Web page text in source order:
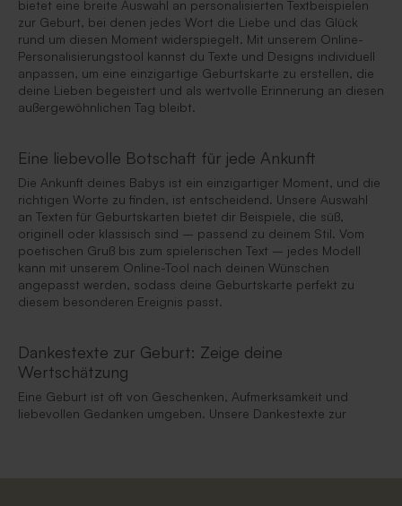
bietet eine breite Auswahl an personalisierten Textbeispielen
zur Geburt, bei denen jedes Wort die Liebe und das Glück
rund um diesen Moment widerspiegelt. Mit unserem Online-
Personalisierungstool kannst du Texte und Designs individuell
anpassen, um eine einzigartige Geburtskarte zu erstellen, die
deine Lieben begeistert und als wertvolle Erinnerung an diesen
außergewöhnlichen Tag bleibt.
Eine liebevolle Botschaft für jede Ankunft
Die Ankunft deines Babys ist ein einzigartiger Moment, und die
richtigen Worte zu finden, ist entscheidend. Unsere Auswahl
an Texten für Geburtskarten bietet dir Beispiele, die süß,
originell oder klassisch sind – passend zu deinem Stil. Vom
poetischen Gruß bis zum spielerischen Text – jedes Modell
kann mit unserem Online-Tool nach deinen Wünschen
angepasst werden, sodass deine Geburtskarte perfekt zu
diesem besonderen Ereignis passt.
Dankestexte zur Geburt: Zeige deine
Wertschätzung
Eine Geburt ist oft von Geschenken, Aufmerksamkeit und
liebevollen Gedanken umgeben. Unsere Dankestexte zur